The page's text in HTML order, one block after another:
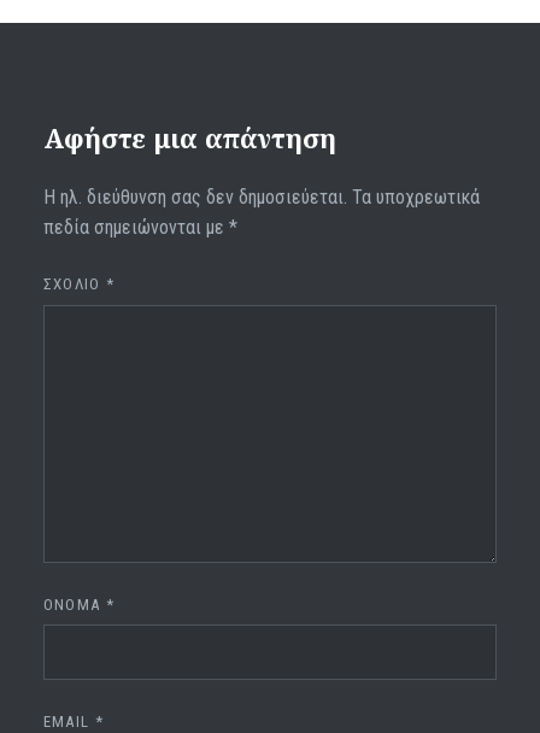
Αφήστε μια απάντηση
Η ηλ. διεύθυνση σας δεν δημοσιεύεται. Τα υποχρεωτικά
πεδία σημειώνονται με *
ΣΧΌΛΙΟ *
ΌΝΟΜΑ *
EMAIL *